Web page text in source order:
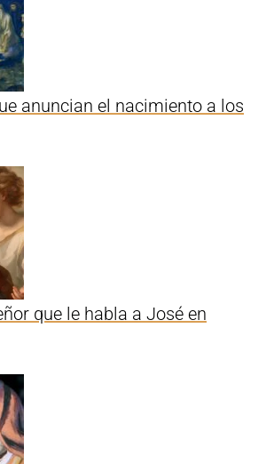
anuncian el nacimiento a los
que le habla a José en